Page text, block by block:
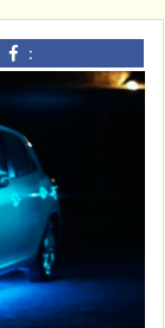
：